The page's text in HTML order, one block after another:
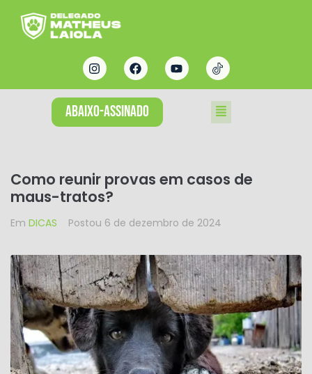
ABAIXO-ASSINADO
Como reunir provas em casos de
maus-tratos?
Em DICAS Postou 6 de dezembro de 2024